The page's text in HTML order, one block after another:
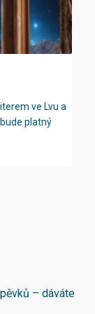
ve Lvu a
platný
– dáváte